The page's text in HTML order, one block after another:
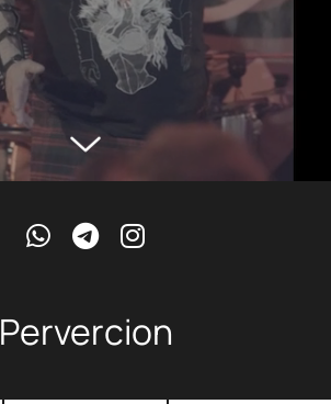
Pervercion